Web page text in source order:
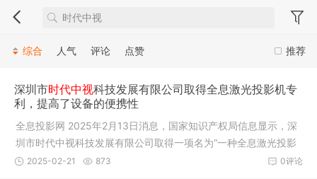
推荐
综合 人气 评论 点赞
深圳市时代中视科技发展有限公司取得全息激光投影机专
利，提高了设备的便携性
全息投影网 2025年2月13日消息，国家知识产权局信息显示，深
圳市时代中视科技发展有限公司取得一项名为“一种全息激光投影
机”的专利，授权公告号CN 222439828 U，申请日期为2023年1
0评论
2025-02-21 873